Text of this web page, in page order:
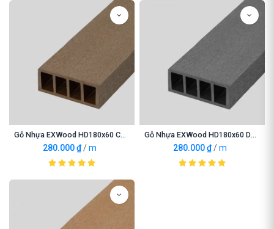
Gỗ Nhựa EXWood HD180x60 Coffee
280.000₫ /m
Gỗ Nhựa EXWood HD180x60 Darkgrey
280.000₫ /m